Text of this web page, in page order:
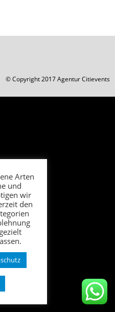
© Copyright 2017 Agentur Citievents
Arten
und
wir
den